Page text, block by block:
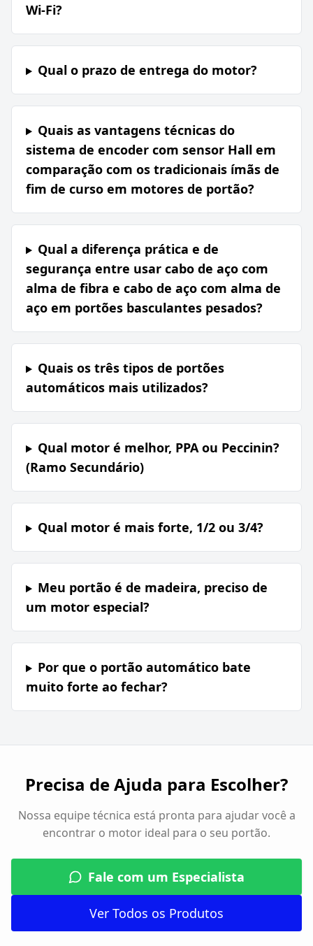
Wi-Fi?
Qual o prazo de entrega do motor?
Quais as vantagens técnicas do
sistema de encoder com sensor Hall em
comparação com os tradicionais ímãs de
fim de curso em motores de portão?
Qual a diferença prática e de
segurança entre usar cabo de aço com
alma de fibra e cabo de aço com alma de
aço em portões basculantes pesados?
Quais os três tipos de portões
automáticos mais utilizados?
Qual motor é melhor, PPA ou Peccinin?
(Ramo Secundário)
Qual motor é mais forte, 1/2 ou 3/4?
Meu portão é de madeira, preciso de
um motor especial?
Por que o portão automático bate
muito forte ao fechar?
Precisa de Ajuda para Escolher?
Nossa equipe técnica está pronta para ajudar você a
encontrar o motor ideal para o seu portão.
Fale com um Especialista
Ver Todos os Produtos